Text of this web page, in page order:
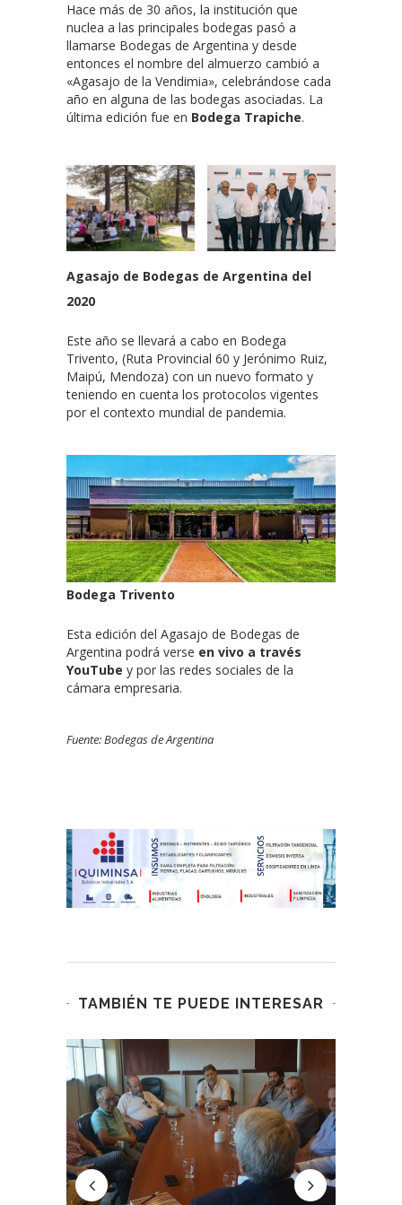
Hace más de 30 años, la institución que
nuclea a las principales bodegas pasó a
llamarse Bodegas de Argentina y desde
entonces el nombre del almuerzo cambió a
«Agasajo de la Vendimia», celebrándose cada
año en alguna de las bodegas asociadas. La
última edición fue en Bodega Trapiche.
Agasajo de Bodegas de Argentina del
2020
Este año se llevará a cabo en Bodega
Trivento, (Ruta Provincial 60 y Jerónimo Ruiz,
Maipú, Mendoza) con un nuevo formato y
teniendo en cuenta los protocolos vigentes
por el contexto mundial de pandemia.
Bodega Trivento
Esta edición del Agasajo de Bodegas de
Argentina podrá verse en vivo a través
YouTube y por las redes sociales de la
cámara empresaria.
Fuente: Bodegas de Argentina
TAMBIÉN TE PUEDE INTERESAR